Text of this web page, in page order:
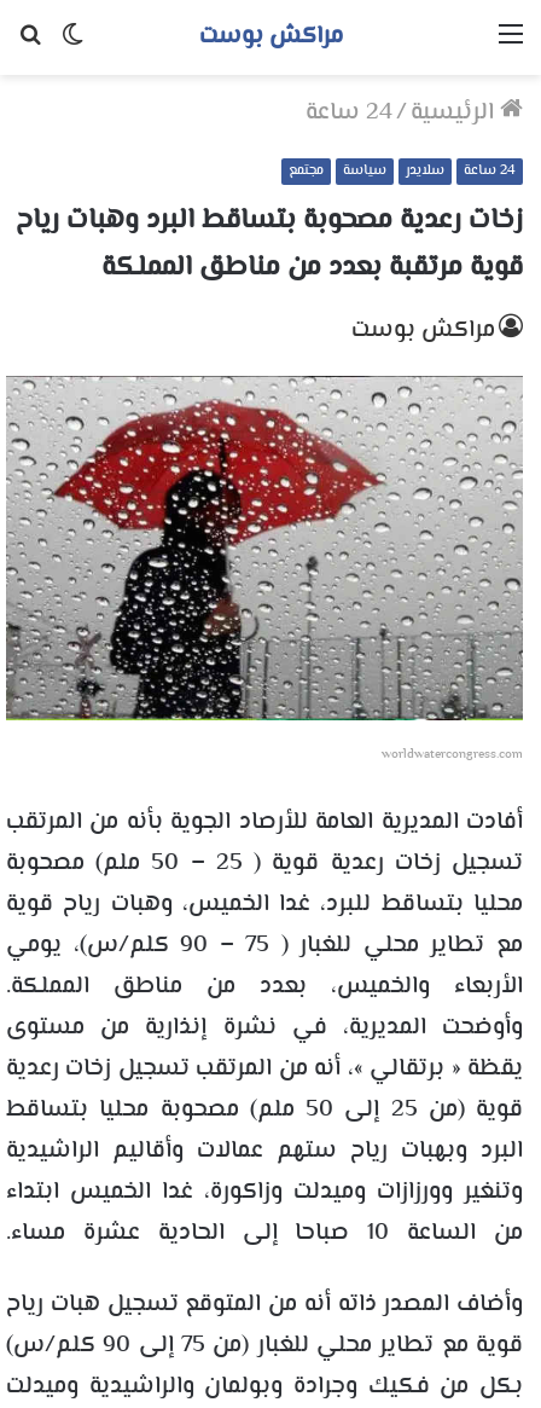
الوضع
مراكش بوست القائمة
الرئيسية/24 ساعة
24 ساعة سلايدر سياسة مجتمع
زخات رعدية مصحوبة بتساقط البرد وهبات رياح
قوية مرتقبة بعدد من مناطق المملكة
مراكش بوست
worldwatercongress.com
أفادت المديرية العامة للأرصاد الجوية بأنه من المرتقب
تسجيل زخات رعدية قوية ( 25 – 50 ملم) مصحوبة
محليا بتساقط للبرد، غدا الخميس، وهبات رياح قوية
مع تطاير محلي للغبار ( 75 – 90 كلم/س)، يومي
الأربعاء والخميس، بعدد من مناطق المملكة.
وأوضحت المديرية، في نشرة إنذارية من مستوى
يقظة « برتقالي »، أنه من المرتقب تسجيل زخات رعدية
قوية (من 25 إلى 50 ملم) مصحوبة محليا بتساقط
البرد وبهبات رياح ستهم عمالات وأقاليم الراشيدية
وتنغير وورزازات وميدلت وزاكورة، غدا الخميس ابتداء
من الساعة 10 صباحا إلى الحادية عشرة مساء.
وأضاف المصدر ذاته أنه من المتوقع تسجيل هبات رياح
قوية مع تطاير محلي للغبار (من 75 إلى 90 كلم/س)
بكل من فكيك وجرادة وبولمان والراشيدية وميدلت